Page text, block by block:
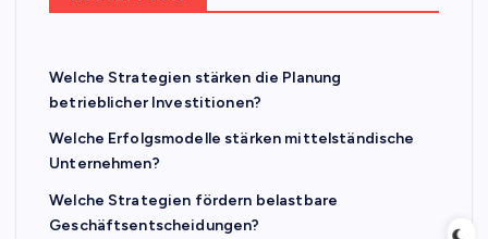
Welche Strategien stärken die Planung
betrieblicher Investitionen?
Welche Erfolgsmodelle stärken mittelständische
Unternehmen?
Welche Strategien fördern belastbare
Geschäftsentscheidungen?